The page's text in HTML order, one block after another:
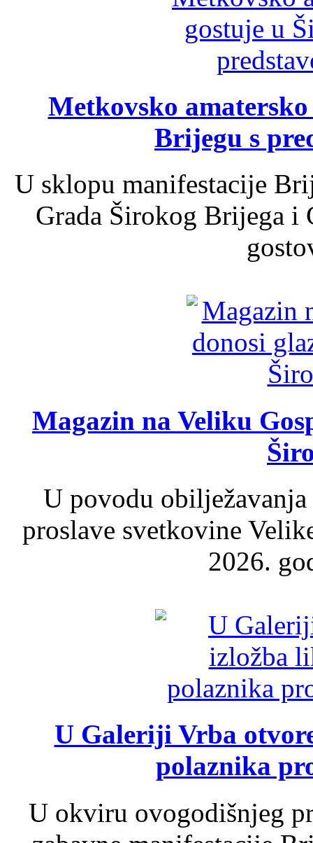
Metkovsko
Brijegu s
U sklopu manifestacije
Grada Širokog Brijega
Magazin na Veliku
U povodu
proslave svetkovine
2026.
U Galeriji Vrba
polaznika
U okviru ovogodišnjeg